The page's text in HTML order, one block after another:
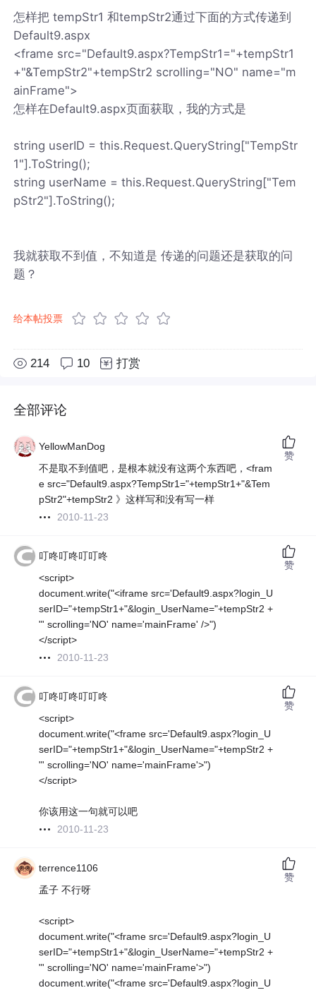
怎样把 tempStr1 和tempStr2通过下面的方式传递到
Default9.aspx
<frame src="Default9.aspx?TempStr1="+tempStr1
+"&TempStr2"+tempStr2 scrolling="NO" name="m
ainFrame">
怎样在Default9.aspx页面获取，我的方式是
string userID = this.Request.QueryString["TempStr
1"].ToString();
string userName = this.Request.QueryString["Tem
pStr2"].ToString();
我就获取不到值，不知道是 传递的问题还是获取的问
题？
给本帖投票
214 10 打赏
全部评论
YellowManDog
不是取不到值吧，是根本就没有这两个东西吧，<fram
e src="Default9.aspx?TempStr1="+tempStr1+"&Tem
pStr2"+tempStr2 》这样写和没有写一样
2010-11-23
赞
叮咚叮咚叮叮咚
<script>
document.write("<iframe src='Default9.aspx?login_U
serID="+tempStr1+"&login_UserName="+tempStr2 +
"' scrolling='NO' name='mainFrame' />")
</script>
2010-11-23
赞
叮咚叮咚叮叮咚
<script>
document.write("<frame src='Default9.aspx?login_U
serID="+tempStr1+"&login_UserName="+tempStr2 +
"' scrolling='NO' name='mainFrame'>")
</script>
你该用这一句就可以吧
2010-11-23
赞
terrence1106
孟子 不行呀
<script>
document.write("<frame src='Default9.aspx?login_U
serID="+tempStr1+"&login_UserName="+tempStr2 +
"' scrolling='NO' name='mainFrame'>")
document.write("<frame src='Default9.aspx?login_U
赞